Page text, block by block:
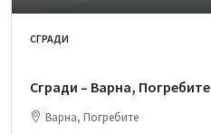
СГРАДИ
Сгради – Варна, Погребите
Варна, Погребите